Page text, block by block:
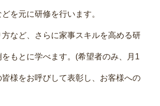
を元に研修を行います。
など、さらに家事スキルを高める研
もとに学べます。(希望者のみ、月1
様をお呼びして表彰し、お客様への